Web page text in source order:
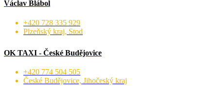
Václav Blábol
+420 728 335 929
Plzeňský kraj, Stod
OK TAXI - České Budějovice
+420 774 504 505
České Budějovice, Jihočeský kraj